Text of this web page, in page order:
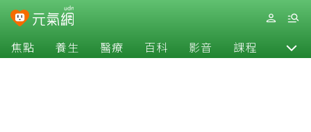
焦點 養生 醫療 百科 影音 課程 退休